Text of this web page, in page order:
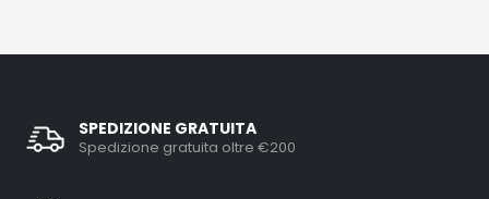
SPEDIZIONE GRATUITA
Spedizione gratuita oltre €200